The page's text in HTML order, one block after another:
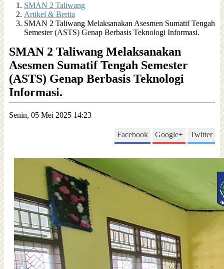
SMAN 2 Taliwang
Artikel & Berita
SMAN 2 Taliwang Melaksanakan Asesmen Sumatif Tengah
Semester (ASTS) Genap Berbasis Teknologi Informasi.
SMAN 2 Taliwang Melaksanakan
Asesmen Sumatif Tengah Semester
(ASTS) Genap Berbasis Teknologi
Informasi.
Senin, 05 Mei 2025 14:23
Facebook Google+ Twitter